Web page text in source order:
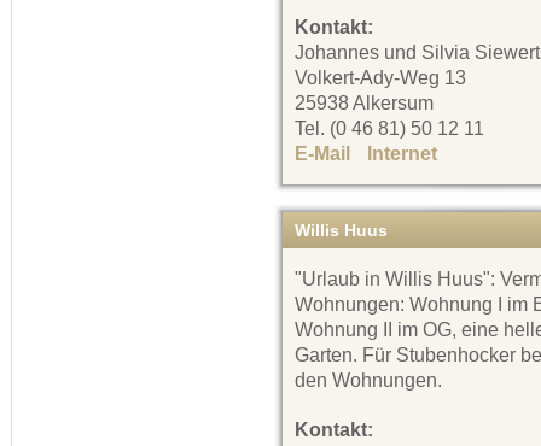
Kontakt:
Johannes und Silvia
Volkert-Ady-Weg 13
25938 Alkersum
Tel. (0 46 81) 50 12 11
E-Mail
Internet
Willis Huus
"Urlaub in Willis Huus":
Wohnungen: Wohnung I im
Wohnung II im OG, eine
Garten. Für Stubenhocker
den Wohnungen.
Kontakt: